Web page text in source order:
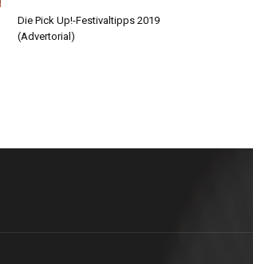
Die Pick Up!-Festivaltipps 2019
(Advertorial)